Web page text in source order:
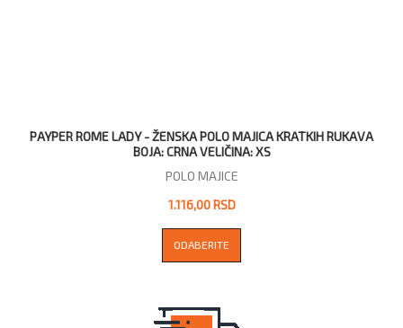
PAYPER ROME LADY - ŽENSKA POLO MAJICA KRATKIH RUKAVA
BOJA: CRNA VELIČINA: XS
POLO MAJICE
1.116,00 RSD
ODABERITE